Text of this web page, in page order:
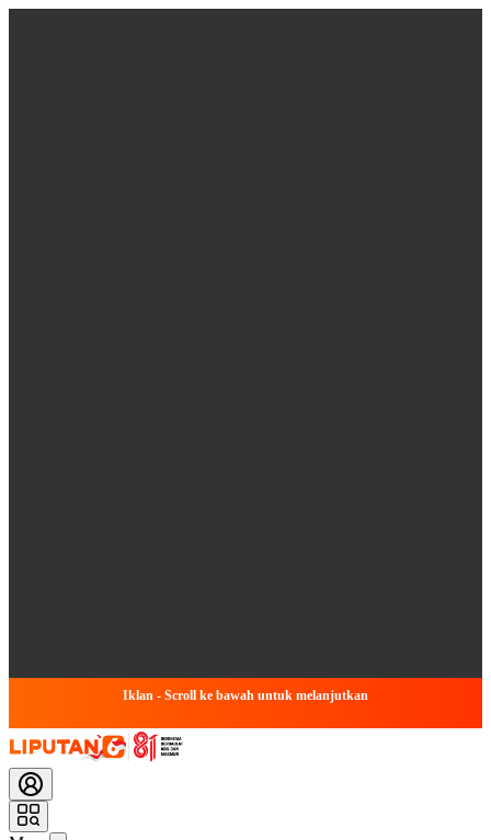
Iklan - Scroll ke bawah untuk melanjutkan